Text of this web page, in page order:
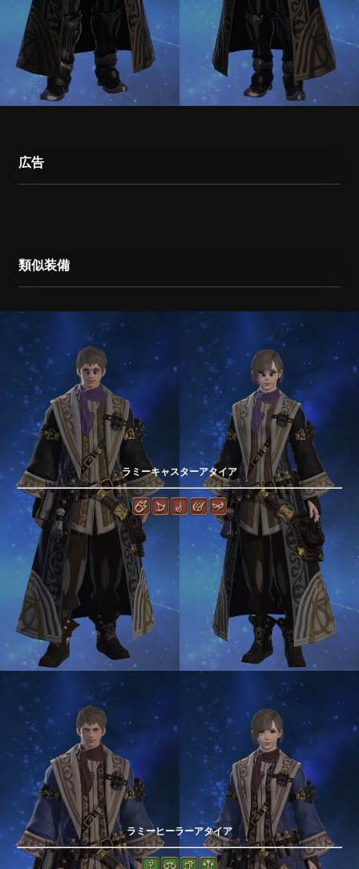
広告
類似装備
ラミーキャスターアタイア
ラミーヒーラーアタイア